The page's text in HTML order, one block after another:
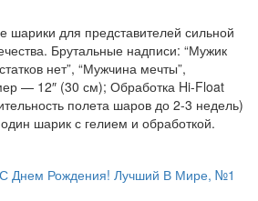
шарики для представителей сильной
Брутальные надписи: “Мужик
нет”, “Мужчина мечты”,
— 12″ (30 см); Обработка Hi-Float
полета шаров до 2-3 недель)
шарик с гелием и обработкой.
Днем Рождения! Лучший В Мире, №1